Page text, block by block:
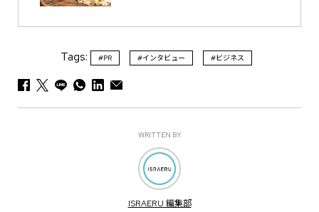
Tags: #PR #インタビュー #ビジネス
WRITTEN BY
ISRAERU 編集部